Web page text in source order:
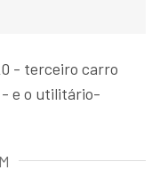
- terceiro carro
- e o utilitário-